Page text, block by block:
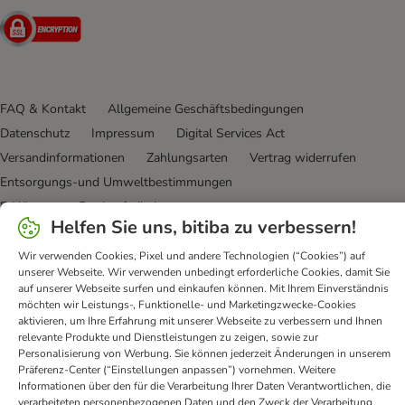
Security
FAQ & Kontakt
Allgemeine Geschäftsbedingungen
Datenschutz
Impressum
Digital Services Act
Versandinformationen
Zahlungsarten
Vertrag widerrufen
Entsorgungs-und Umweltbestimmungen
Erklärung zur Barrierefreiheit
bitiba GmbH
Helfen Sie uns, bitiba zu verbessern!
Wir verwenden Cookies, Pixel und andere Technologien (“Cookies”) auf
unserer Webseite. Wir verwenden unbedingt erforderliche Cookies, damit Sie
auf unserer Webseite surfen und einkaufen können. Mit Ihrem Einverständnis
möchten wir Leistungs-, Funktionelle- und Marketingzwecke-Cookies
aktivieren, um Ihre Erfahrung mit unserer Webseite zu verbessern und Ihnen
relevante Produkte und Dienstleistungen zu zeigen, sowie zur
Personalisierung von Werbung. Sie können jederzeit Änderungen in unserem
Präferenz-Center (“Einstellungen anpassen”) vornehmen. Weitere
Informationen über den für die Verarbeitung Ihrer Daten Verantwortlichen, die